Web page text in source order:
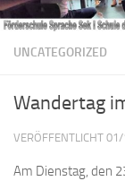
UNCATEGORIZED
Wandertag
VERÖFFENTLICHT 01/
Am Dienstag, den